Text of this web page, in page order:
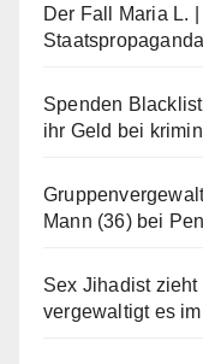
Der Fall Maria L.
Spenden
ihr Geld bei
Mann (36) bei
Sex Jihadist zieht
vergewaltigt es